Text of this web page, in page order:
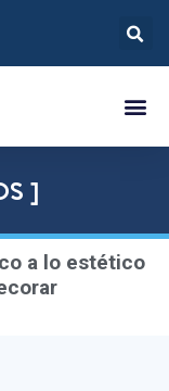
]
a lo estético